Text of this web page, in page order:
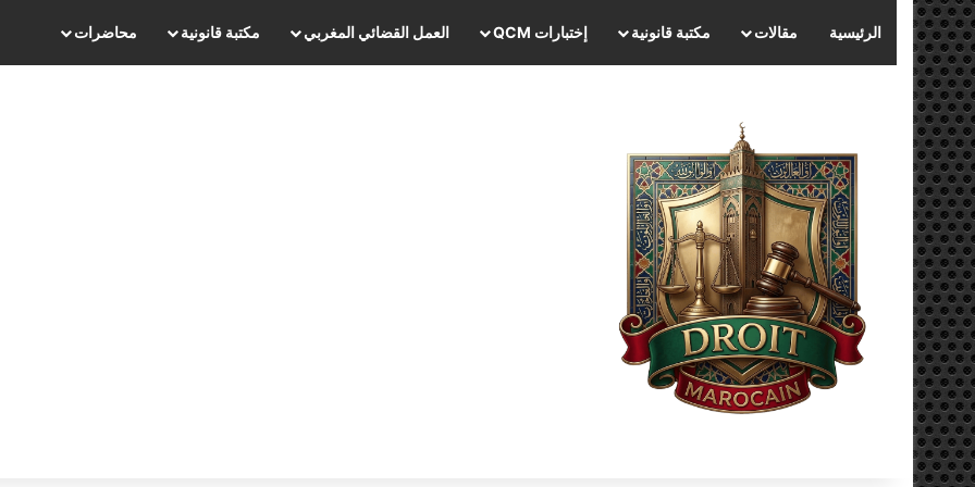
الرئيسية مقالات مكتبة قانونية إختبارات QCM العمل القضائي المغربي مكتبة قانونية محاضرات